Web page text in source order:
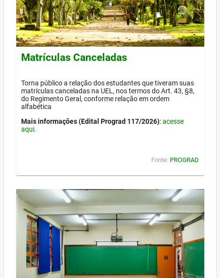
Matrículas Canceladas
Torna público a relação dos estudantes que tiveram suas
matrículas canceladas na UEL, nos termos do Art. 43, §8,
do Regimento Geral, conforme relação em ordem
alfabética
Mais informações (Edital Prograd 117/2026):acesse
aqui.
Fonte: PROGRAD